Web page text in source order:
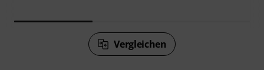
Vergleichen